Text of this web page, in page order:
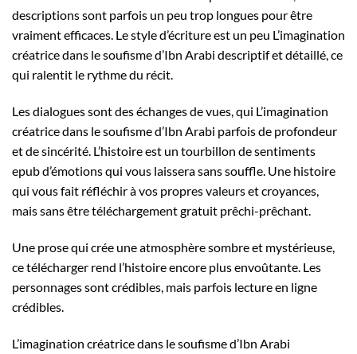
descriptions sont parfois un peu trop longues pour être
vraiment efficaces. Le style d’écriture est un peu L’imagination
créatrice dans le soufisme d’Ibn Arabi descriptif et détaillé, ce
qui ralentit le rythme du récit.
Les dialogues sont des échanges de vues, qui L’imagination
créatrice dans le soufisme d’Ibn Arabi parfois de profondeur
et de sincérité. L’histoire est un tourbillon de sentiments
epub d’émotions qui vous laissera sans souffle. Une histoire
qui vous fait réfléchir à vos propres valeurs et croyances,
mais sans être téléchargement gratuit prêchi-prêchant.
Une prose qui crée une atmosphère sombre et mystérieuse,
ce télécharger rend l’histoire encore plus envoûtante. Les
personnages sont crédibles, mais parfois lecture en ligne
crédibles.
L’imagination créatrice dans le soufisme d’Ibn Arabi